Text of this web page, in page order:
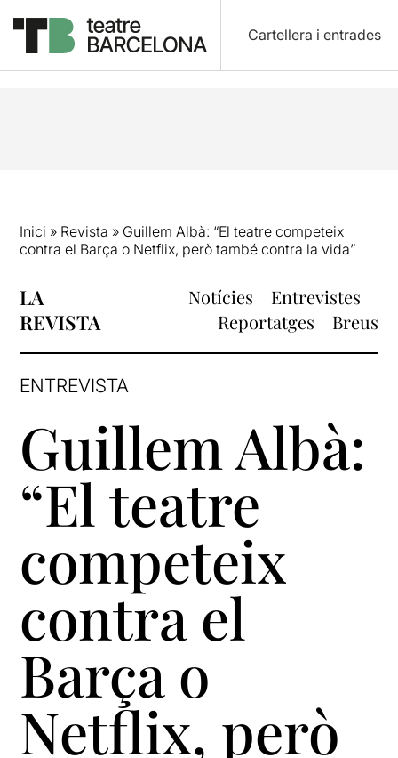
Cartellera i entrades
Inici » Revista » Guillem Albà: “El teatre competeix
contra el Barça o Netflix, però també contra la vida”
LA
REVISTA
Notícies
Entrevistes
Reportatges
Breus
ENTREVISTA
Guillem Albà:
“El teatre
competeix
contra el
Barça o
Netflix, però